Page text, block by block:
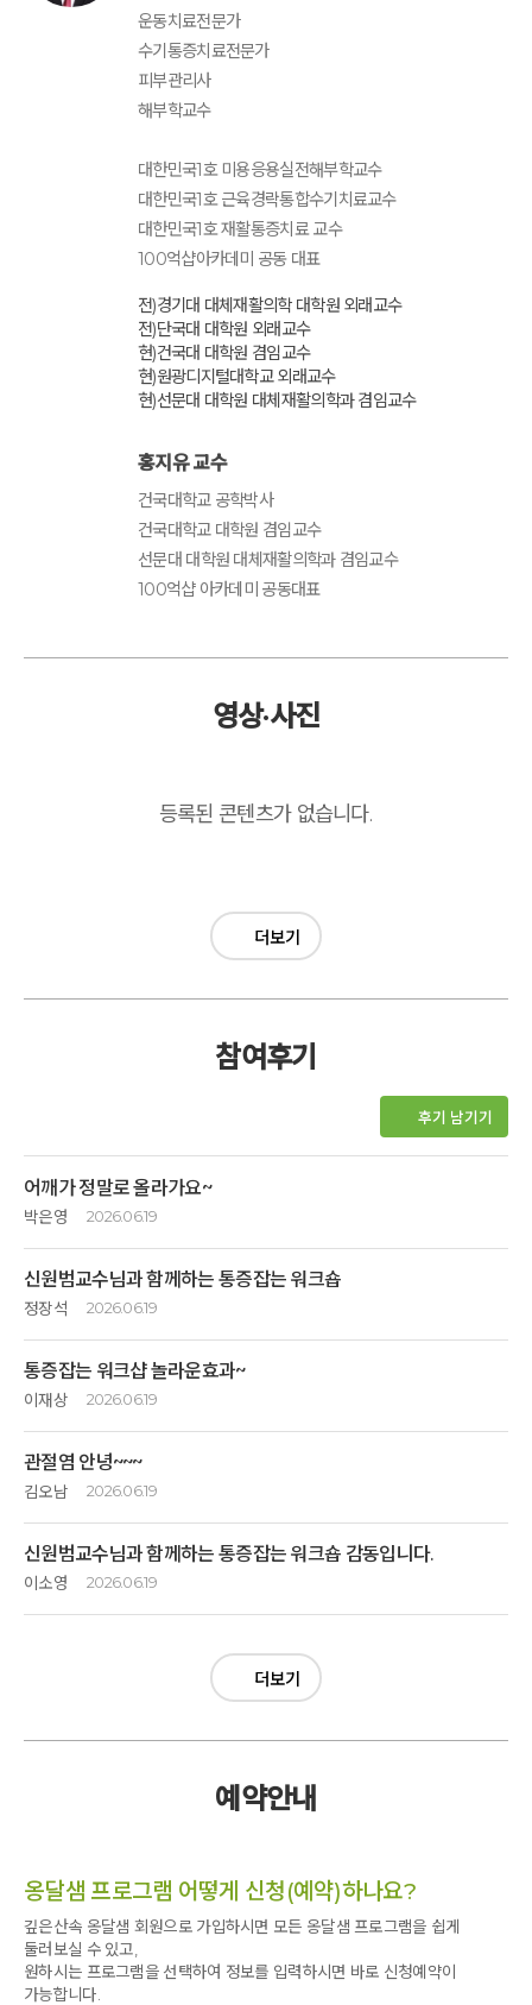
운동치료전문가
수기통증치료전문가
피부관리사
해부학교수
대한민국1호 미용응용실전해부학교수
대한민국1호 근육경락통합수기치료교수
대한민국1호 재활통증치료 교수
100억샵아카데미 공동 대표
전)경기대 대체재활의학 대학원 외래교수
전)단국대 대학원 외래교수
현)건국대 대학원 겸임교수
현)원광디지털대학교 외래교수
현)선문대 대학원 대체재활의학과 겸임교수
홍지유 교수
건국대학교 공학박사
건국대학교 대학원 겸임교수
선문대 대학원 대체재활의학과 겸임교수
100억샵 아카데미 공동대표
영상·사진
등록된 콘텐츠가 없습니다.
더보기
참여후기
후기 남기기
어깨가 정말로 올라가요~
박은영 2026.06.19
통증은 말로 다 설명할 수 없는 통증이었다. 오랫동안 왼쪽 견갑골의 쑤시는
통증으로 밤 잠을 못이루는 날들이 이어졌기 때문이었다. 더구나 최근
동작이나 자세를 취할 때 갑작스런 통증에는 왈칵 눈물이 쏟아지기도 했다.
어느쪽으로도 돌아눕기 힘든 상태로 몸과 맘이 모두 지치고 힘들어 있었다.
병원에서 치료도 받아보았으나 그때 뿐, 마지막 받은 충격파 치료로 팔이
너덜너덜해진 상태로 더 아프기만했다. 몸이 아프니 마음도 좋을리 없었다.
웃음도 사라지고 점점 우울해졌다.
그런데 남편도 오십견으로 힘들어하고 있었고 신교수님의 통증잡는
워크샵에 함께 참석해보자는 말에 깊은산속 옹달샘을 찾았다. 어깨 통증이
물부족과 내장기관이 원인이라는 말씀을 듣고 신기했다. 그리고 신교수님의
몇 가지 치료로 팔이 이전보다 훨씬 더 많이 올라갔다. 믿기지 않고 어안이
벙벙해 말로 표현할 수 없었다. 나뿐만 아니라 남편도 다른 참가자들도
유튜브 영상에서 보던 기적이 실제로 와서 보니 생생한 현실이었다. 여기서
소중한 내 몸을 잘 관리하며 살아야겠다고 다짐했다. 또한 신교수님의 제자
신교수님과 제자 원장님들 다시 한 번 감사드립니다.
신원범교수님과 함께하는 통증잡는 워크숍
정장석 2026.06.19
얼마만에 느껴보는 편안함인가~
머리부터 발끝까지 몸을 느껴봅니다.
묵직했던 어깨는 가벼워졌고,
정체되어 답답했던 몸은 순환이 잘 되어
편안해졌습니다.
신기하네요.
이번 워크숍이 이런 변화를 만든 계기가 되었습니다.
반짝 반짝 빛나는 참석자들의 얼굴이 모든걸 말해줍니다.
열정적인 강의와 지도를 해주신 교수님께
성심껏 치료해주신 원장님들께
좋은 장소를 만들고 가꾸시는 깊은 산속 옹달샘
아침지기 여러분들께 감사드립니다.
사랑하고, 감사합니다.
통증잡는 워크샵 놀라운효과~
이재상 2026.06.19
별다른 효과가 없어서 고도원의 아침 편지를통해 알게되어 신청을
했습니다.
교수님의 치료를 받은후 신기하게 양팔의 움직임이 더 쉬워지고 부드러워
졌습니다.
어깨 주변의 경직도 많이 풀려서 훨씬 편안한 상태가 되었습니다.
긴장을 푸는데 큰 도움이 되었습니다.
질병 원인에 대한 명확한 설명과 치료는 바로 효과로 이어졌습니다.
열정과 사랑으로 치료를 해주신 신교수님과 제자 분들께 깊은 감사를
관절염 안녕~~~
김오남 2026.06.19
그동안 다녔던 병원에서 들인 돈과 시간들
무릎통증과 싸워온 시간들을 무색하게 만드는 신원범교수님과 제자분과
수분이 통증잡는데 필수요소라는 것도 절실하게 느끼고
여기서 배운 치료법으로 건강한 생활로 돌아갈수 있을것 같다.
신원범교수님과 함께하는 통증잡는 워크숍 감동입니다.
이소영 2026.06.19
것같은 어지럼증 때문에 힘들고, 목과 어깨통증, 오래된 고관절 통증으로
힘들어 참여하게 되었습니다. 오래된 고관절 통증의 원인을 바로
알려주시고 8족경 지압을 해주셨는데 온몸이 순환되는 느낌을 받았고,
기울여 풀어주셔서 한층 부드러워지고 통증이 가라앉았습니다. 프로그램에
정도에요~~교수님과 제자분들 진심으로 감사드립니다~♡♡♡
더보기
예약안내
옹달샘 프로그램 어떻게 신청(예약)하나요?
깊은산속 옹달샘 회원으로 가입하시면 모든 옹달샘 프로그램을 쉽게
둘러보실 수 있고,
원하시는 프로그램을 선택하여 정보를 입력하시면 바로 신청예약이
가능합니다.